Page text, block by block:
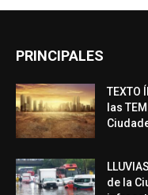
PRINCIPALES
TEXTO
las
de la